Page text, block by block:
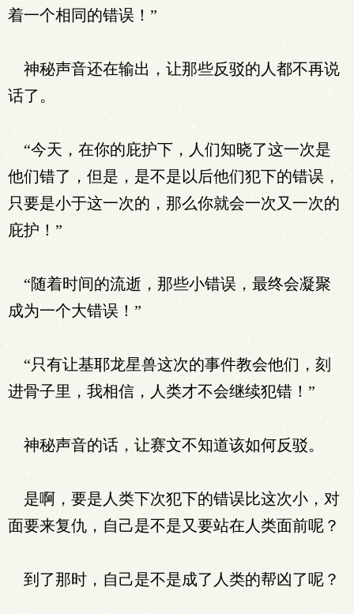
着一个相同的错误！”
神秘声音还在输出，让那些反驳的人都不再说
话了。
“今天，在你的庇护下，人们知晓了这一次是
他们错了，但是，是不是以后他们犯下的错误，
只要是小于这一次的，那么你就会一次又一次的
庇护！”
“随着时间的流逝，那些小错误，最终会凝聚
成为一个大错误！”
“只有让基耶龙星兽这次的事件教会他们，刻
进骨子里，我相信，人类才不会继续犯错！”
神秘声音的话，让赛文不知道该如何反驳。
是啊，要是人类下次犯下的错误比这次小，对
面要来复仇，自己是不是又要站在人类面前呢？
到了那时，自己是不是成了人类的帮凶了呢？